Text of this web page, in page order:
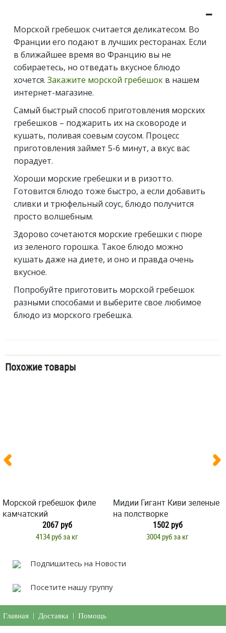
Морской гребешок считается деликатесом. Во
Франции его подают в лучших ресторанах. Если
в ближайшее время во Францию вы не
собираетесь, но отведать вкусное блюдо
хочется. Закажите морской гребешок в нашем
интернет-магазине.
Самый быстрый способ приготовления морских
гребешков – поджарить их на сковороде и
кушать, поливая соевым соусом. Процесс
приготовления займет 5-6 минут, а вкус вас
порадует.
Хороши морские гребешки и в ризотто.
Готовится блюдо тоже быстро, а если добавить
сливки и трюфельный соус, блюдо получится
просто волшебным.
Здорово сочетаются морские гребешки с пюре
из зеленого горошка. Такое блюдо можно
кушать даже на диете, и оно и правда очень
вкусное.
Попробуйте приготовить морской гребешок
разными способами и выберите свое любимое
блюдо из морского гребешка.
Похожие товары
Морской гребешок филе
камчатский
2067 руб
4134 руб за кг
Мидии Гигант Киви зеленые
на полстворке
1502 руб
3004 руб за кг
Подпишитесь на Новости
Посетите нашу группу
Главная Доставка Помощь